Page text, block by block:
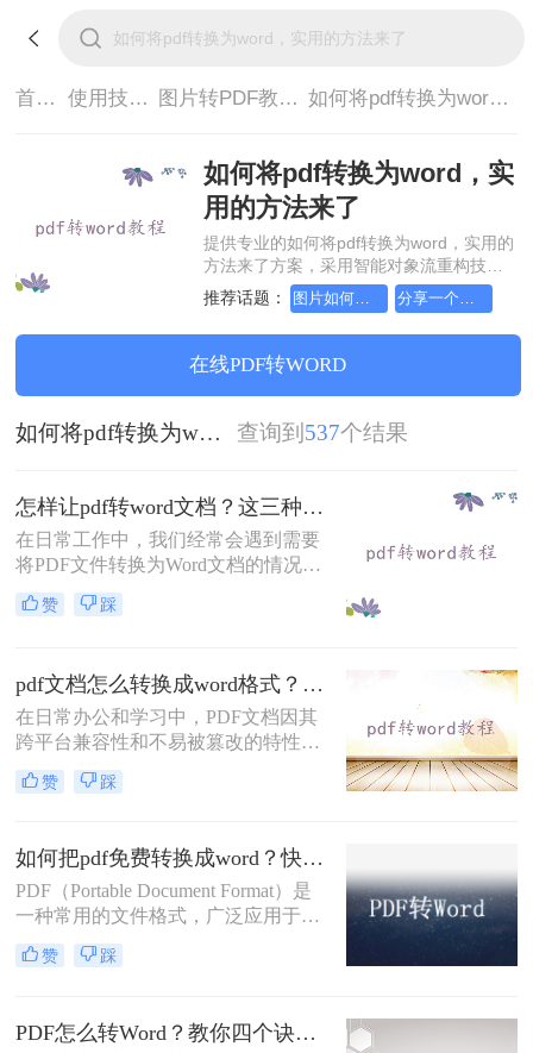
首页> 使用技巧> 图片转PDF教程> 如何将pdf转换为word，实用的方法来了
如何将pdf转换为word，实
用的方法来了
提供专业的如何将pdf转换为word，实用的
方法来了方案，采用智能对象流重构技
术，确保文档1:1高保真还原且排版不乱
码。支持一键批量处理，全链路 SSL 加密
保障隐私安全。助您快速实现如何将pdf转
换为word，实用的方法来了，无需安装，
高效办公。
推荐话题： 图片如何转成pdf文档，手把手教会你
在线PDF转WORD
如何将pdf转换为word，实用的方法来了 查询到 537个结果
怎样让pdf转word文档？这三种方法教会你！
在日常工作中，我们经常会遇到需要
将PDF文件转换为Word文档的情况，
以便于进一步编辑和使用。无论是合
同、报告还是其他类型的文档，将其
档呢？本文将介绍几种简单有效的方
法来帮助您完成这项任务。
赞 踩
pdf文档怎么转换成word格式？四种方法帮你轻松转换！
在日常办公和学习中，PDF文档因其
跨平台兼容性和不易被篡改的特性而
广受欢迎。然而，当需要编辑或修改
PDF文档的内容时，将其转换为Word
绍几种将PDF文档转换成Word格式的
方法，帮助您轻松应对这一需求。
赞 踩
如何把pdf免费转换成word？快来了解一下这些方法！
PDF（Portable Document Format）是
一种常用的文件格式，广泛应用于电
子文档的分享和传输。然而，有时候
我们需要在Word中编辑和修改这些文
用。那么如何把pdf免费转换成word
赞 踩
PDF怎么转Word？教你四个诀窍！